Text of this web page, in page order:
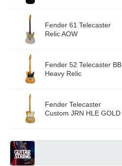
Fender 61 Telecaster
Relic AOW
Fender 52 Telecaster BB
Heavy Relic
Fender Telecaster
Custom JRN HLE GOLD